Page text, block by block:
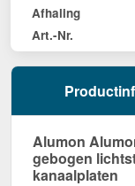
Afhaling
Art.-Nr.
Alumon
gebogen
kanaalplaten